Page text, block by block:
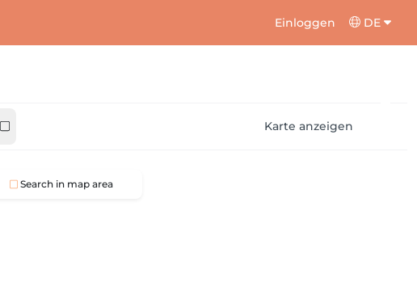
Einloggen DE
Karte anzeigen
Search in map area